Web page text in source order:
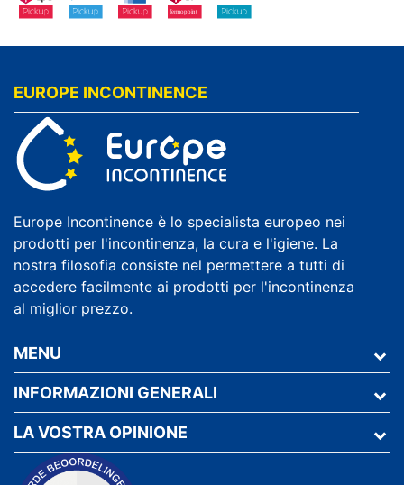
EUROPE INCONTINENCE
Europe Incontinence è lo specialista europeo nei
prodotti per l'incontinenza, la cura e l'igiene. La
nostra filosofia consiste nel permettere a tutti di
accedere facilmente ai prodotti per l'incontinenza
al miglior prezzo.
MENU
INFORMAZIONI GENERALI
LA VOSTRA OPINIONE